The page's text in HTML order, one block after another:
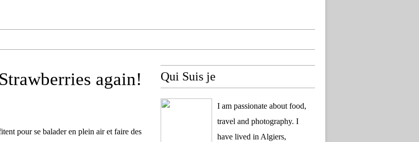
again!
pour se balader en plein air et faire des
Qui Suis je
I am passionate about food,
travel and photography. I
have lived in Algiers,